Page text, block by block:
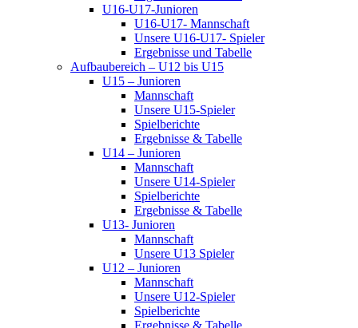
U16-U17-Junioren
U16-U17- Mannschaft
Unsere U16-U17- Spieler
Ergebnisse und Tabelle
Aufbaubereich – U12 bis U15
U15 – Junioren
Mannschaft
Unsere U15-Spieler
Spielberichte
Ergebnisse & Tabelle
U14 – Junioren
Mannschaft
Unsere U14-Spieler
Spielberichte
Ergebnisse & Tabelle
U13- Junioren
Mannschaft
Unsere U13 Spieler
U12 – Junioren
Mannschaft
Unsere U12-Spieler
Spielberichte
Ergebnisse & Tabelle